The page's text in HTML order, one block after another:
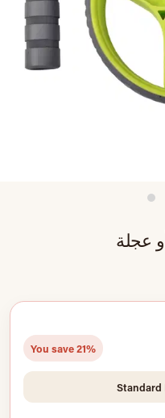
عجلة
You save 21%
Standard